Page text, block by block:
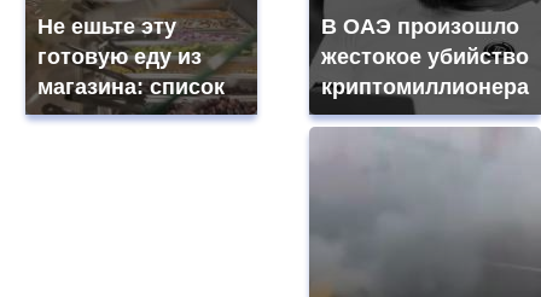
Не ешьте эту
готовую еду из
магазина: список
В ОАЭ произошло
жестокое убийство
криптомиллионера